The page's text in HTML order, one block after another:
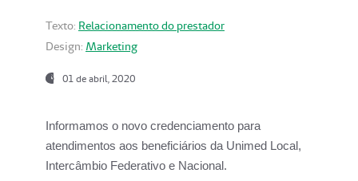
Texto: Relacionamento do prestador
Design: Marketing
01 de abril, 2020
Informamos o novo credenciamento para
atendimentos aos beneficiários da Unimed Local,
Intercâmbio Federativo e Nacional.